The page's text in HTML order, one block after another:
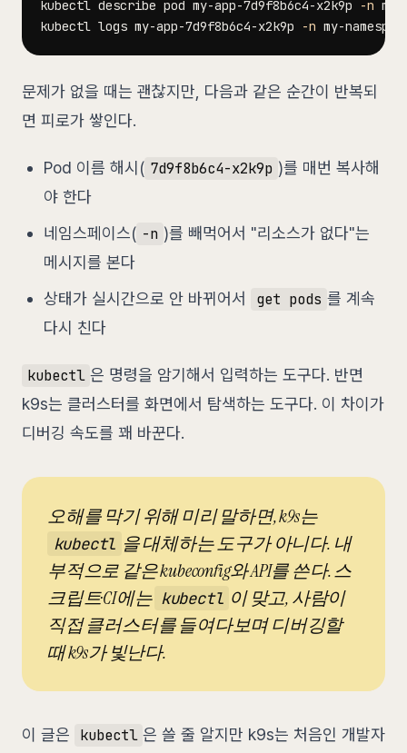
kubectl describe pod my-app-7d9f8b6c4-x2k9p
-n
kubectl logs my-app-7d9f8b6c4-x2k9p
-n my-
문제가 없을 때는 괜찮지만, 다음과 같은 순간이 반복되
면 피로가 쌓인다.
Pod 이름 해시( 7d9f8b6c4-x2k9p )를 매번 복사해
야 한다
네임스페이스( -n )를 빼먹어서 "리소스가 없다"는
메시지를 본다
상태가 실시간으로 안 바뀌어서
get pods 를 계속
다시 친다
kubectl 은 명령을 암기해서 입력하는 도구다. 반면
k9s는 클러스터를 화면에서 탐색하는 도구다. 이 차이가
디버깅 속도를 꽤 바꾼다.
오해를 막기 위해 미리 말하면, k9s는
kubectl 을 대체하는 도구가 아니다. 내
부적으로 같은 kubeconfig와 API를 쓴다. 스
크립트·CI에는 kubectl 이 맞고, 사람이
직접 클러스터를 들여다보며 디버깅할
때 k9s가 빛난다.
이 글은 kubectl 은 쓸 줄 알지만 k9s는 처음인 개발자